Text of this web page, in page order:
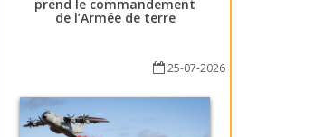
prend le commandement
de l’Armée de terre
25-07-2026